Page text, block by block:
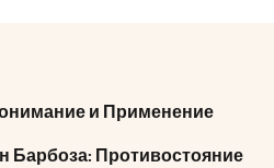
и Применение
Противостояние